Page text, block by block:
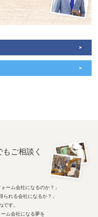
ご相談く
ーム会社になるのか？」
られる会社になるか？」
です。
ム会社になる夢を